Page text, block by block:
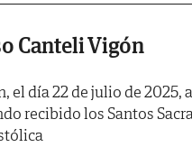
Canteli Vigón
el día 22 de julio de 2025,
recibido los Santos